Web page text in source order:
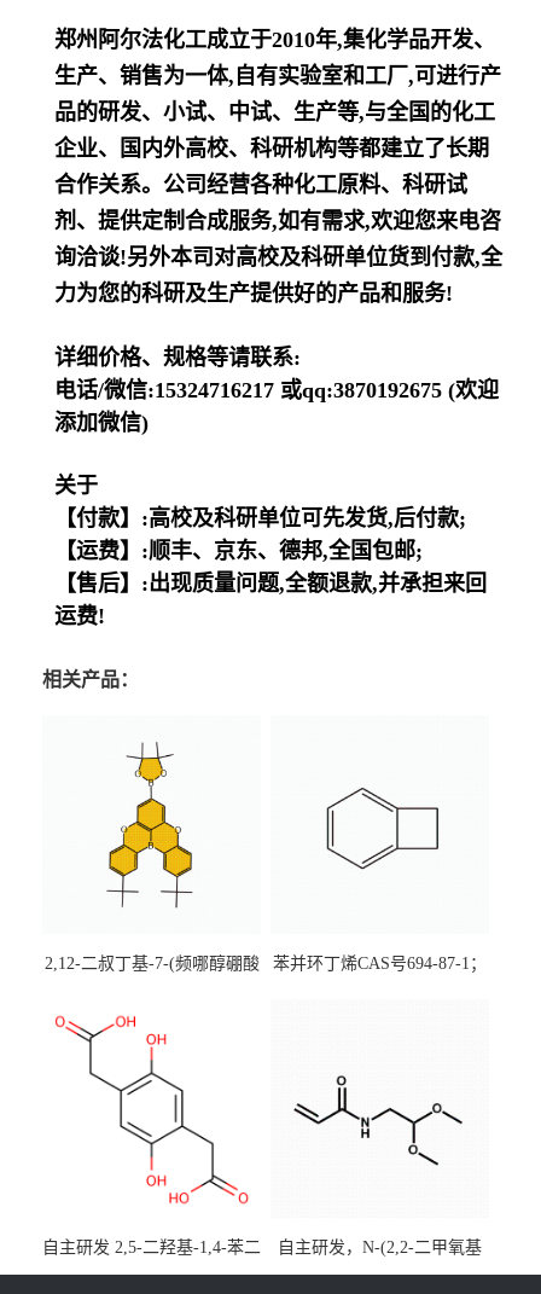
郑州阿尔法化工成立于2010年,集化学品开发、
生产、销售为一体,自有实验室和工厂,可进行产
品的研发、小试、中试、生产等,与全国的化工
企业、国内外高校、科研机构等都建立了长期
合作关系。公司经营各种化工原料、科研试
剂、提供定制合成服务,如有需求,欢迎您来电咨
询洽谈!另外本司对高校及科研单位货到付款,全
力为您的科研及生产提供好的产品和服务!
详细价格、规格等请联系:
电话/微信:15324716217 或qq:3870192675 (欢迎
添加微信)
关于
【付款】:高校及科研单位可先发货,后付款;
【运费】:顺丰、京东、德邦,全国包邮;
【售后】:出现质量问题,全额退款,并承担来回
运费!
相关产品：
2,12-二叔丁基-7-(频哪醇硼酸
[3,2,1-de]蒽CAS号2648896-
装，实验室现货直发
苯并环丁烯CAS号694-87-1；
自主研发 2,5-二羟基-1,4-苯二
乙酸CAS号5488-16-4；公斤
自主研发，N-(2,2-二甲氧基
乙基)丙烯酰胺CAS号49707-